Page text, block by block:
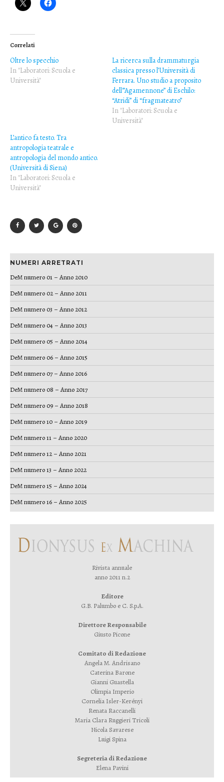
Correlati
Oltre lo specchio
In "Laboratori: Scuola e
Università"
La ricerca sulla drammaturgia
classica presso l’Università di
Ferrara. Uno studio a proposito
dell'”Agamennone” di Eschilo:
“Atridi” di “fragmateatro”
In "Laboratori: Scuola e
Università"
L’antico fa testo. Tra
antropologia teatrale e
antropologia del mondo antico.
(Università di Siena)
In "Laboratori: Scuola e
Università"
NUMERI ARRETRATI
DeM numero 01 – Anno 2010
DeM numero 02 – Anno 2011
DeM numero 03 – Anno 2012
DeM numero 04 – Anno 2013
DeM numero 05 – Anno 2014
DeM numero 06 – Anno 2015
DeM numero 07 – Anno 2016
DeM numero 08 – Anno 2017
DeM numero 09 – Anno 2018
DeM numero 10 – Anno 2019
DeM numero 11 – Anno 2020
DeM numero 12 – Anno 2021
DeM numero 13 – Anno 2022
DeM numero 15 – Anno 2024
DeM numero 16 – Anno 2025
Rivista annuale
anno 2011 n.2
Editore
G.B. Palumbo e C. S.p.A.
Direttore Responsabile
Giusto Picone
Comitato di Redazione
Angela M. Andrisano
Caterina Barone
Gianni Guastella
Olimpia Imperio
Cornelia Isler-Kerényi
Renata Raccanelli
Maria Clara Ruggieri Tricoli
Nicola Savarese
Luigi Spina
Segreteria di Redazione
Elena Pavini